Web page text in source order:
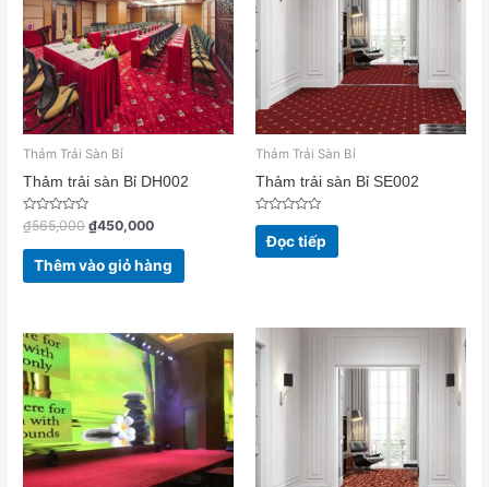
Thảm Trải Sàn Bỉ
Thảm trải sàn Bỉ DH002
Được
xếp
hạng
sao
₫565,000 ₫450,000
Thêm vào giỏ hàng
Thảm Trải Sàn Bỉ
Thảm trải sàn Bỉ SE002
Được
xếp
hạng
0
Đọc tiếp